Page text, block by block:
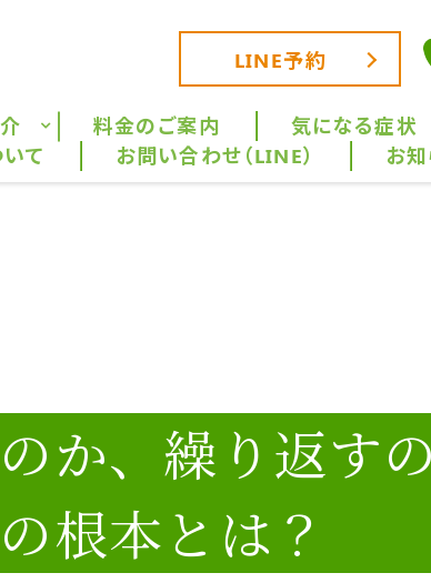
LINE予約
料金のご案内 気になる症状
て お問い合わせ（LINE） お
か、繰り返す
の根本とは？